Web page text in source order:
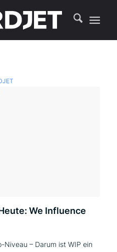
We Influence
Niveau – Darum ist WIP ein